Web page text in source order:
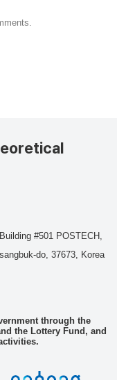
#501 POSTECH,
do, 37673, Korea
through the
the Lottery Fund, and